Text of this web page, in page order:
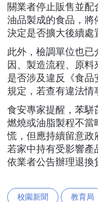
關業者停止販售並
油品製成的食品，將
決定是否擴大後續處
此外，檢調單位也
因、製造流程、原
是否涉及違反《食
規定，若查有違法情
食安專家提醒，苯駢
燃燒或油脂製程不
慌，但應持續留意政
若家中持有受影響
依業者公告辦理退換
校園新聞 教育局